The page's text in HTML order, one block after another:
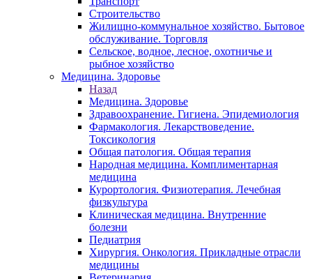
Строительство
Жилищно-коммунальное хозяйство. Бытовое
обслуживание. Торговля
Сельское, водное, лесное, охотничье и
рыбное хозяйство
Медицина. Здоровье
Назад
Медицина. Здоровье
Здравоохранение. Гигиена. Эпидемиология
Фармакология. Лекарствоведение.
Токсикология
Общая патология. Общая терапия
Народная медицина. Комплиментарная
медицина
Курортология. Физиотерапия. Лечебная
физкультура
Клиническая медицина. Внутренние
болезни
Педиатрия
Хирургия. Онкология. Прикладные отрасли
медицины